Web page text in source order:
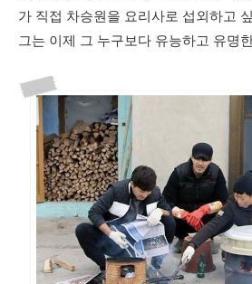
가 직접 차승원을 요리사로 섭외하고
그는 이제 그 누구보다 유능하고 유명